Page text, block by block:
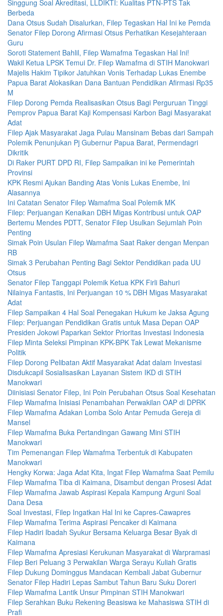
Singgung Soal Akreditasi, LLDIKTI: Kualitas PTN-PTS Tak
Berbeda
Dana Otsus Sudah Disalurkan, Filep Tegaskan Hal Ini ke Pemda
Senator Filep Dorong Afirmasi Otsus Perhatikan Kesejahteraan
Guru
Soroti Statement Bahlil, Filep Wamafma Tegaskan Hal Ini!
Wakil Ketua LPSK Temui Dr. Filep Wamafma di STIH Manokwari
Majelis Hakim Tipikor Jatuhkan Vonis Terhadap Lukas Enembe
Papua Barat Alokasikan Dana Bantuan Pendidikan Afirmasi Rp35
M
Filep Dorong Pemda Realisasikan Otsus Bagi Perguruan Tinggi
Pemprov Papua Barat Kaji Kompensasi Karbon Bagi Masyarakat
Adat
Filep Ajak Masyarakat Jaga Pulau Mansinam Bebas dari Sampah
Polemik Penunjukan Pj Gubernur Papua Barat, Permendagri
Dikritik
Di Raker PURT DPD RI, Filep Sampaikan ini ke Pemerintah
Provinsi
KPK Resmi Ajukan Banding Atas Vonis Lukas Enembe, Ini
Alasannya
Ini Catatan Senator Filep Wamafma Soal Polemik MK
Filep: Perjuangan Kenaikan DBH Migas Kontribusi untuk OAP
Bertemu Mendes PDTT, Senator Filep Usulkan Sejumlah Poin
Penting
Simak Poin Usulan Filep Wamafma Saat Raker dengan Menpan
RB
Simak 3 Perubahan Penting Bagi Sektor Pendidikan pada UU
Otsus
Senator Filep Tanggapi Polemik Ketua KPK Firli Bahuri
Nilainya Fantastis, Ini Perjuangan 10 % DBH Migas Masyarakat
Adat
Filep Sampaikan 4 Hal Soal Penegakan Hukum ke Jaksa Agung
Filep: Perjuangan Pendidikan Gratis untuk Masa Depan OAP
Presiden Jokowi Paparkan Sektor Prioritas Investasi Indonesia
Filep Minta Seleksi Pimpinan KPK-BPK Tak Lewat Mekanisme
Politik
Filep Dorong Pelibatan Aktif Masyarakat Adat dalam Investasi
Disdukcapil Sosialisasikan Layanan Sistem IKD di STIH
Manokwari
Diinisiasi Senator Filep, Ini Poin Perubahan Otsus Soal Kesehatan
Filep Wamafma Inisiasi Penambahan Perwakilan OAP di DPRK
Filep Wamafma Adakan Lomba Solo Antar Pemuda Gereja di
Mansel
Filep Wamafma Buka Pertandingan Gawang Mini STIH
Manokwari
Tim Pemenangan Filep Wamafma Terbentuk di Kabupaten
Manokwari
Hengky Korwa: Jaga Adat Kita, Ingat Filep Wamafma Saat Pemilu
Filep Wamafma Tiba di Kaimana, Disambut dengan Prosesi Adat
Filep Wamafma Jawab Aspirasi Kepala Kampung Arguni Soal
Dana Desa
Soal Investasi, Filep Ingatkan Hal Ini ke Capres-Cawapres
Filep Wamafma Terima Aspirasi Pencaker di Kaimana
Filep Hadiri Ibadah Syukur Bersama Keluarga Besar Byak di
Kaimana
Filep Wamafma Apresiasi Kerukunan Masyarakat di Warpramasi
Filep Beri Peluang 3 Perwakilan Warga Serayu Kuliah Gratis
Filep Dukung Dominggus Mandacan Kembali Jabat Gubernur
Senator Filep Hadiri Lepas Sambut Tahun Baru Suku Doreri
Filep Wamafma Lantik Unsur Pimpinan STIH Manokwari
Filep Serahkan Buku Rekening Beasiswa ke Mahasiswa STIH di
Prafi